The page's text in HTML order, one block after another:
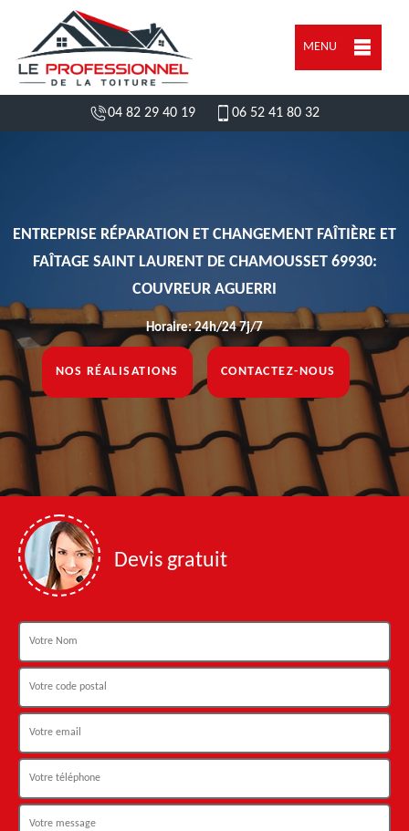
MENU
04 82 29 40 19 06 52 41 80 32
ENTREPRISE RÉPARATION ET CHANGEMENT FAÎTIÈRE ET
FAÎTAGE SAINT LAURENT DE CHAMOUSSET 69930:
COUVREUR AGUERRI
Horaire: 24h/24 7j/7
NOS RÉALISATIONS CONTACTEZ-NOUS
Devis gratuit